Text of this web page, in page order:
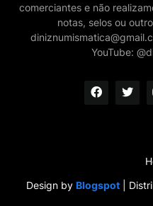
comerciantes e não
notas, selos ou
YouTube:
Design by Blogspot |